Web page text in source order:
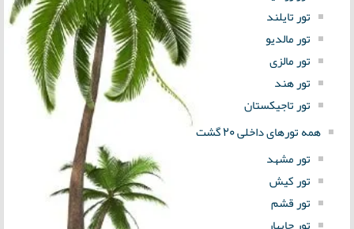
تور تایلند
تور مالدیو
تور مالزی
تور هند
تور تاجیکستان
همه تورهای داخلی 20 گشت
تور مشهد
تور کیش
تور قشم